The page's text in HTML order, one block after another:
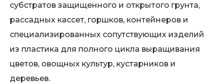
субстратов защищенного и открытого грунта,
рассадных кассет, горшков, контейнеров и
специализированных сопутствующих изделий
из пластика для полного цикла выращивания
цветов, овощных культур, кустарников и
деревьев.